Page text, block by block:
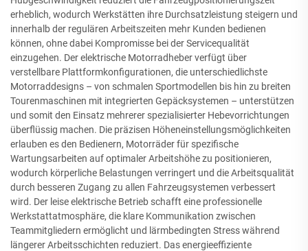
erheblich, wodurch Werkstätten ihre Durchsatzleistung steigern und
innerhalb der regulären Arbeitszeiten mehr Kunden bedienen
können, ohne dabei Kompromisse bei der Servicequalität
einzugehen. Der elektrische Motorradheber verfügt über
verstellbare Plattformkonfigurationen, die unterschiedlichste
Motorraddesigns – von schmalen Sportmodellen bis hin zu breiten
Tourenmaschinen mit integrierten Gepäcksystemen – unterstützen
und somit den Einsatz mehrerer spezialisierter Hebevorrichtungen
überflüssig machen. Die präzisen Höheneinstellungsmöglichkeiten
erlauben es den Bedienern, Motorräder für spezifische
Wartungsarbeiten auf optimaler Arbeitshöhe zu positionieren,
wodurch körperliche Belastungen verringert und die Arbeitsqualität
durch besseren Zugang zu allen Fahrzeugsystemen verbessert
wird. Der leise elektrische Betrieb schafft eine professionelle
Werkstattatmosphäre, die klare Kommunikation zwischen
Teammitgliedern ermöglicht und lärmbedingten Stress während
längerer Arbeitsschichten reduziert. Das energieeffiziente